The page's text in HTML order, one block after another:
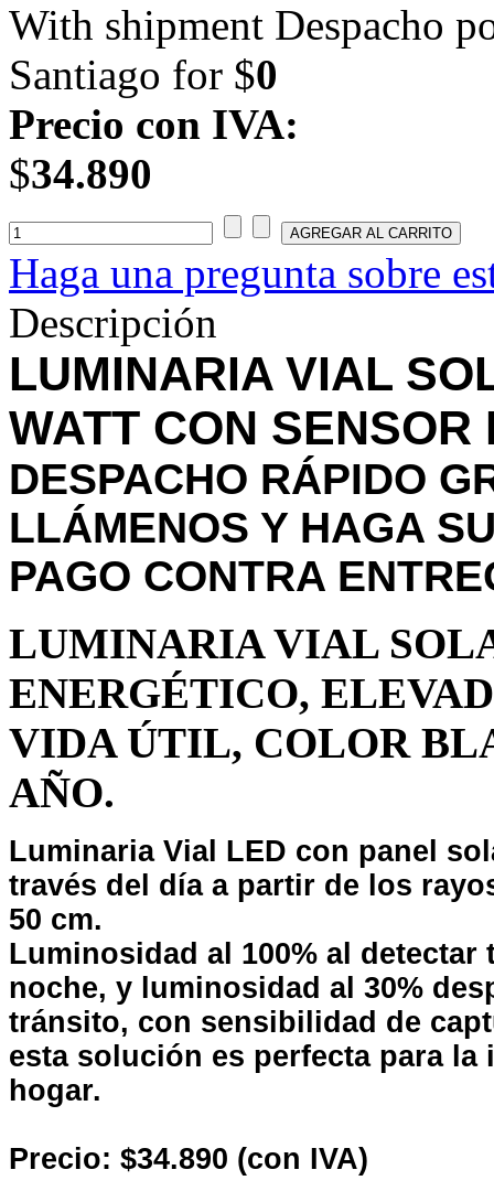
With shipment Despacho
Santiago for $0
Precio con IVA:
$34.890
Haga una pregunta sobre
Descripción
LUMINARIA VIAL
WATT CON SENSOR
DESPACHO RÁPIDO
LLÁMENOS Y HAGA
PAGO CONTRA
LUMINARIA VIAL
ENERGÉTICO,
VIDA ÚTIL, COLOR
AÑO.
Luminaria Vial LED con panel
través del día a partir de los
50 cm.
Luminosidad al 100% al
noche, y luminosidad al 30%
tránsito, con sensibilidad de
esta solución es perfecta para
hogar.
Precio: $34.890 (con IVA)